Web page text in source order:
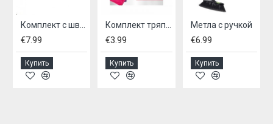
€7.99
Купить
€3.99
Купить
Метла с ручкой
€6.99
Купить